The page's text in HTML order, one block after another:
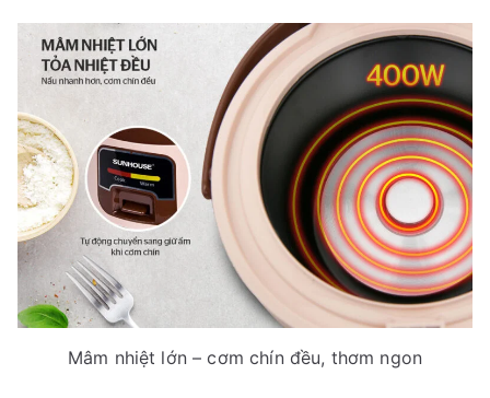
Mâm nhiệt lớn – cơm chín đều, thơm ngon